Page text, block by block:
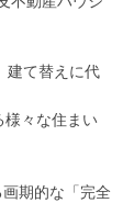
建て替えに代
様々な住まい
期的な「完全